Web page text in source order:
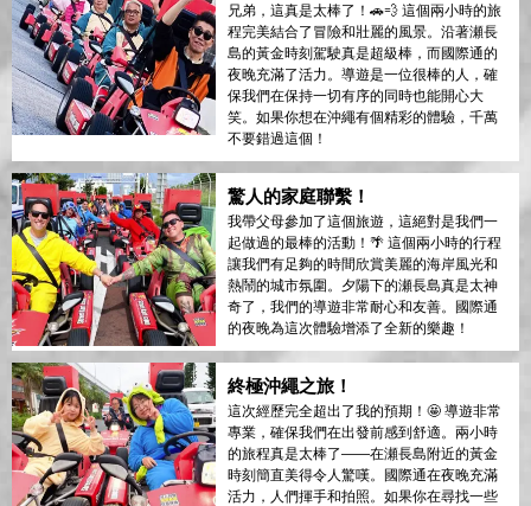
兄弟，這真是太棒了！🚗💨 這個兩小時的旅
程完美結合了冒險和壯麗的風景。沿著瀬長
島的黃金時刻駕駛真是超級棒，而國際通的
夜晚充滿了活力。導遊是一位很棒的人，確
保我們在保持一切有序的同時也能開心大
笑。如果你想在沖繩有個精彩的體驗，千萬
不要錯過這個！
驚人的家庭聯繫！
我帶父母參加了這個旅遊，這絕對是我們一
起做過的最棒的活動！🌴 這個兩小時的行程
讓我們有足夠的時間欣賞美麗的海岸風光和
熱鬧的城市氛圍。夕陽下的瀬長島真是太神
奇了，我們的導遊非常耐心和友善。國際通
的夜晚為這次體驗增添了全新的樂趣！
終極沖繩之旅！
這次經歷完全超出了我的預期！🤩 導遊非常
專業，確保我們在出發前感到舒適。兩小時
的旅程真是太棒了——在瀬長島附近的黃金
時刻簡直美得令人驚嘆。國際通在夜晚充滿
活力，人們揮手和拍照。如果你在尋找一些